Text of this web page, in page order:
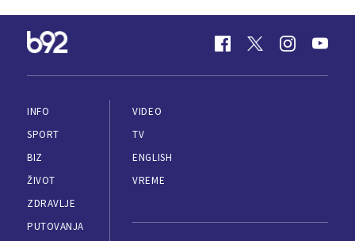
INFO
SPORT
BIZ
ŽIVOT
ZDRAVLJE
PUTOVANJA
VIDEO
TV
ENGLISH
VREME